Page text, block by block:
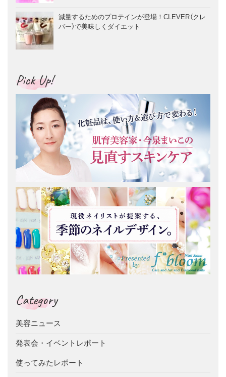
減量するためのプロテインが登場！CLEVER（クレ
バー）で美味しくダイエット
Pick Up!
Category
美容ニュース
発表会・イベントレポート
使ってみたレポート